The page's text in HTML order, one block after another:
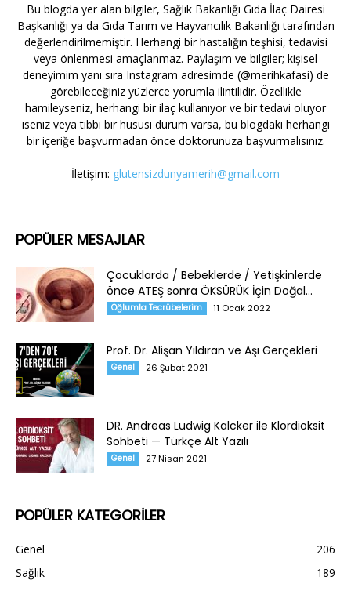
Bu blogda yer alan bilgiler, Sağlık Bakanlığı Gıda İlaç Dairesi
Başkanlığı ya da Gıda Tarım ve Hayvancılık Bakanlığı tarafından
değerlendirilmemiştir. Herhangi bir hastalığın teşhisi, tedavisi
veya önlenmesi amaçlanmaz. Paylaşım ve bilgiler; kişisel
deneyimim yanı sıra Instagram adresimde (@merihkafasi) de
görebileceğiniz yüzlerce yorumla ilintilidir. Özellikle
hamileyseniz, herhangi bir ilaç kullanıyor ve bir tedavi oluyor
iseniz veya tıbbi bir hususi durum varsa, bu blogdaki herhangi
bir içeriğe başvurmadan önce doktorunuza başvurmalısınız.
İletişim: glutensizdunyamerih@gmail.com
POPÜLER MESAJLAR
Çocuklarda / Bebeklerde / Yetişkinlerde
önce ATEŞ sonra ÖKSÜRÜK İçin Doğal...
Oğlumla Tecrübelerim 11 Ocak 2022
Prof. Dr. Alişan Yıldıran ve Aşı Gerçekleri
Genel 26 Şubat 2021
DR. Andreas Ludwig Kalcker ile Klordioksit
Sohbeti — Türkçe Alt Yazılı
Genel 27 Nisan 2021
POPÜLER KATEGORİLER
Genel
206
Sağlık
189